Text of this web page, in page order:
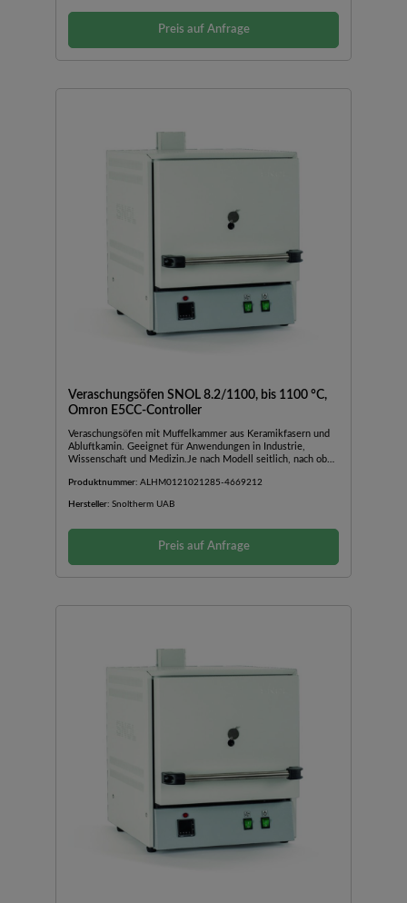
einfachem Temperaturregler Omron E5CC mit einstellbarer
Temperatur und Zeit (nicht programmierbar)
Preis auf Anfrage
Veraschungsöfen SNOL 8.2/1100, bis 1100 °C,
Omron E5CC-Controller
Veraschungsöfen mit Muffelkammer aus Keramikfasern und
Abluftkamin. Geeignet für Anwendungen in Industrie,
Wissenschaft und Medizin.Je nach Modell seitlich, nach oben
pulverbeschichtetem BlechAbluftkamin mit
TürsicherheitsschalterSchnelle AufheizzeitGute Stabilität und
einfachem Temperaturregler Omron E5CC mit einstellbarer
Temperatur und Zeit (nicht programmierbar)
Produktnummer: ALHM0121021285-4669212
Hersteller: Snoltherm UAB
Preis auf Anfrage